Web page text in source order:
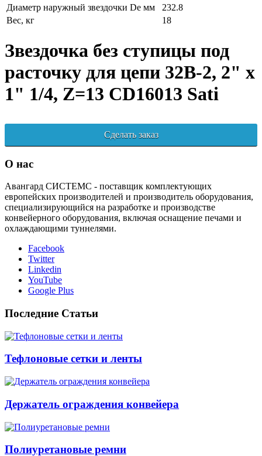
Диаметр наружный звездочки De мм
232.8
Вес, кг
18
Звездочка без ступицы под
расточку для цепи 32B-2, 2" x
1" 1/4, Z=13 CD16013 Sati
Сделать заказ
О нас
Авангард СИСТЕМС - поставщик комплектующих
европейских производителей и производитель оборудования,
специализирующийся на разработке и производстве
конвейерного оборудования, включая оснащение печами и
охлаждающими туннелями.
Facebook
Twitter
Linkedin
YouTube
Google Plus
Последние Статьи
Тефлоновые сетки и ленты
Держатель ограждения конвейера
Полиуретановые ремни